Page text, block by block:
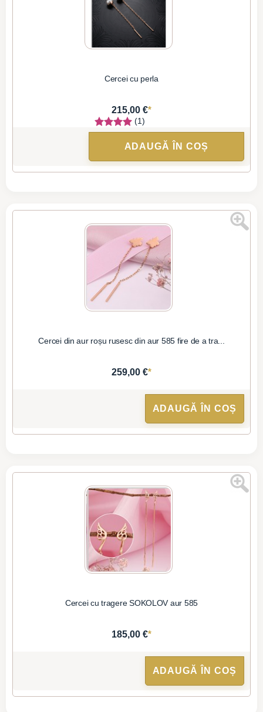
Cercei cu perla
215,00 €*
(1)
ADAUGĂ ÎN COȘ
Cercei din aur roșu rusesc din aur 585 fire de a tra...
259,00 €*
ADAUGĂ ÎN COȘ
Cercei cu tragere SOKOLOV aur 585
185,00 €*
ADAUGĂ ÎN COȘ